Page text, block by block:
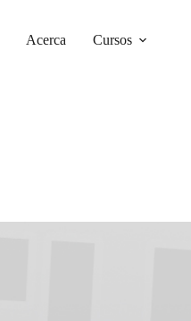
Acerca Cursos